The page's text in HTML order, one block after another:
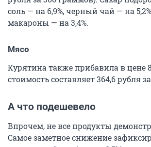
соль — на 6,9%, черный чай — на
макароны — на 3,4%.
Мясо
Курятина также прибавила в цене
стоимость составляет364,6 рубля
А что подешевело
Впрочем, не все продукты
Самое заметное снижение